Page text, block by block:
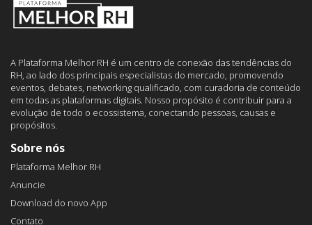
A Plataforma Melhor RH é um centro de conexão das tendências do
RH, ao lado dos principais especialistas do mercado, promovendo
eventos, debates, networking qualificado, com curadoria de conteúdo
em todas as plataformas digitais. Nosso propósito é contribuir para a
evolução de todo o ecossistema, conectando pessoas, causas e
propósitos.
Sobre nós
Plataforma Melhor RH
Anuncie
Download do novo App
Contato